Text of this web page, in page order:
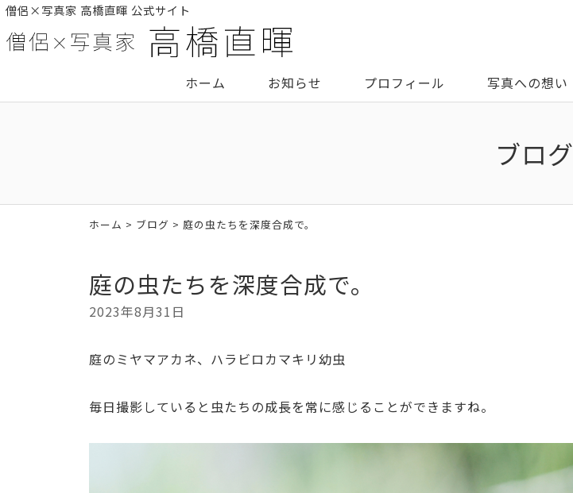
僧侶×写真家 高橋直暉 公式サイト
ホーム お知らせ プロフィール 写真への想い
ブログ
ホーム > ブログ > 庭の虫たちを深度合成で。
庭の虫たちを深度合成で。
2023年8月31日
庭のミヤマアカネ、ハラビロカマキリ幼虫
毎日撮影していると虫たちの成長を常に感じることができますね。